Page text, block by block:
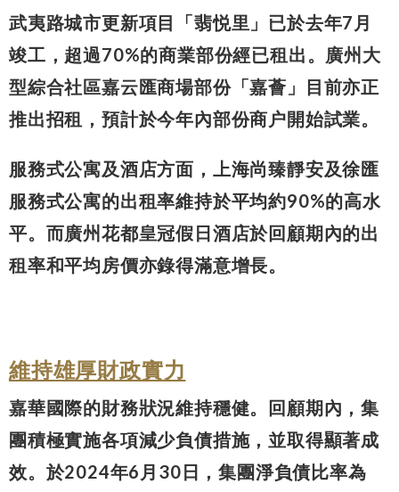
武夷路城市更新項目「翡悦里」已於去年7月
竣工，超過70%的商業部份經已租出。廣州大
型綜合社區嘉云匯商場部份「嘉薈」目前亦正
推出招租，預計於今年內部份商户開始試業。
服務式公寓及酒店方面，上海尚臻靜安及徐匯
服務式公寓的出租率維持於平均約90%的高水
平。而廣州花都皇冠假日酒店於回顧期內的出
租率和平均房價亦錄得滿意增長。
維持雄厚財政實力
嘉華國際的財務狀況維持穩健。回顧期內，集
團積極實施各項減少負債措施，並取得顯著成
效。於2024年6月30日，集團淨負債比率為